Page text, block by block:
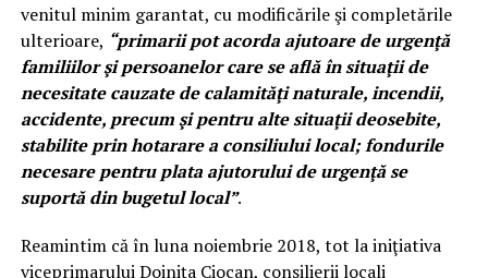
venitul minim garantat, cu modificările şi completările
ulterioare, “primarii pot acorda ajutoare de urgenţă
familiilor şi persoanelor care se află în situaţii de
necesitate cauzate de calamităţi naturale, incendii,
accidente, precum şi pentru alte situaţii deosebite,
stabilite prin hotararea consiliului local; fondurile
necesare pentru plata ajutorului de urgenţă se
suportă din bugetul local”.
Reamintim că în luna noiembrie 2018, tot la iniţiativa
viceprimarului Doiniţa Ciocan, consilierii locali